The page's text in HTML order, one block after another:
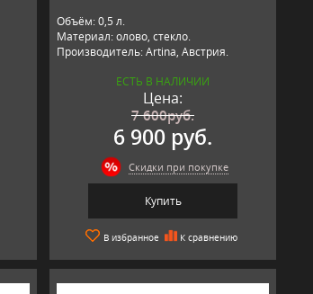
Объём: 0,5 л.
Материал: олово, стекло.
Производитель: Artina, Австрия.
ЕСТЬ В НАЛИЧИИ
Цена:
7 600руб.
6 900 руб.
Скидки при покупке
Купить
В избранное К сравнению